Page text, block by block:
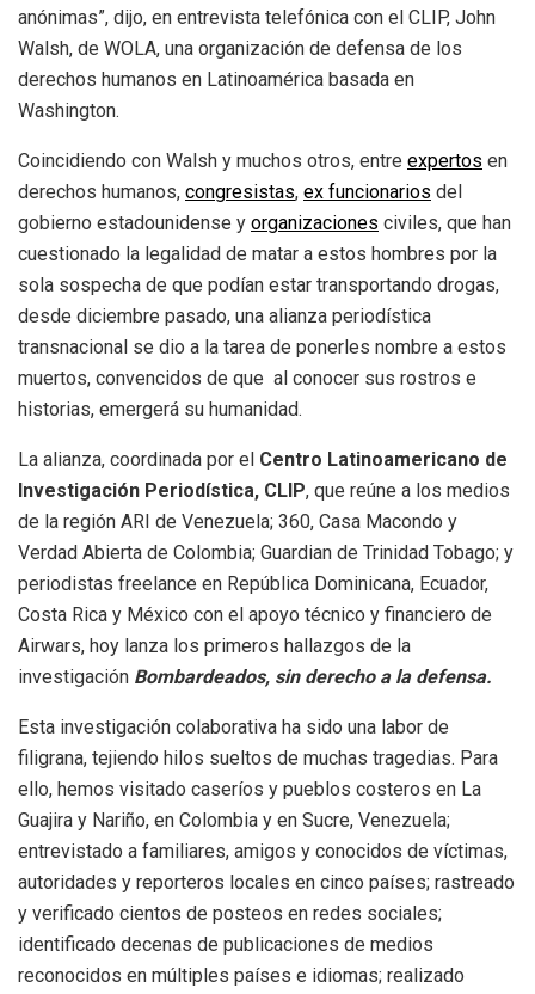
anónimas”, dijo, en entrevista telefónica con el CLIP, John
Walsh, de WOLA, una organización de defensa de los
derechos humanos en Latinoamérica basada en
Washington.
Coincidiendo con Walsh y muchos otros, entre expertos en
derechos humanos, congresistas, ex funcionarios del
gobierno estadounidense y organizaciones civiles, que han
cuestionado la legalidad de matar a estos hombres por la
sola sospecha de que podían estar transportando drogas,
desde diciembre pasado, una alianza periodística
transnacional se dio a la tarea de ponerles nombre a estos
muertos, convencidos de que al conocer sus rostros e
historias, emergerá su humanidad.
La alianza, coordinada por el Centro Latinoamericano de
Investigación Periodística, CLIP, que reúne a los medios
de la región ARI de Venezuela; 360, Casa Macondo y
Verdad Abierta de Colombia; Guardian de Trinidad Tobago; y
periodistas freelance en República Dominicana, Ecuador,
Costa Rica y México con el apoyo técnico y financiero de
Airwars, hoy lanza los primeros hallazgos de la
investigación Bombardeados, sin derecho a la defensa.
Esta investigación colaborativa ha sido una labor de
filigrana, tejiendo hilos sueltos de muchas tragedias. Para
ello, hemos visitado caseríos y pueblos costeros en La
Guajira y Nariño, en Colombia y en Sucre, Venezuela;
entrevistado a familiares, amigos y conocidos de víctimas,
autoridades y reporteros locales en cinco países; rastreado
y verificado cientos de posteos en redes sociales;
identificado decenas de publicaciones de medios
reconocidos en múltiples países e idiomas; realizado